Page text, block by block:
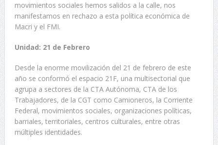
movimientos sociales hemos salidos a la calle, nos
manifestamos en rechazo a esta política económica de
Macri y el FMI.
Unidad: 21 de Febrero
Desde la enorme movilización del 21 de febrero de este
año se conformó el espacio 21F, una multisectorial que
agrupa a sectores de la CTA Autónoma, CTA de los
Trabajadores, de la CGT como Camioneros, la Corriente
Federal, movimientos sociales, organizaciones políticas,
barriales, territoriales, centros culturales, entre otras
múltiples identidades.